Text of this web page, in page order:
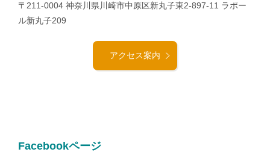
〒211-0004 神奈川県川崎市中原区新丸子東2-897-11 ラポー
ル新丸子209
アクセス案内
Facebookページ